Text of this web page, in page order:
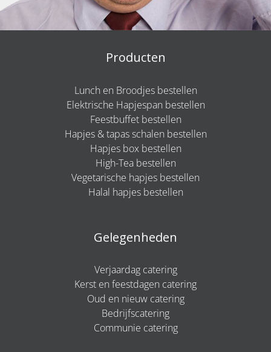
Producten
Lunch en Broodjes bestellen
Elektrische Hapjespan bestellen
Feestbuffet bestellen
Hapjes & tapas schalen bestellen
Hapjes box bestellen
High-Tea bestellen
Vegetarische hapjes bestellen
Halal hapjes bestellen
Gelegenheden
Verjaardag catering
Kerst en feestdagen catering
Oud en nieuw catering
Bedrijfscatering
Communie catering